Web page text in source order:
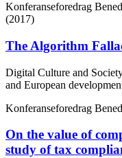
Konferanseforedrag
(2017)
The Algorithm
Digital Culture and
and European
Konferanseforedrag
On the value of
study of tax